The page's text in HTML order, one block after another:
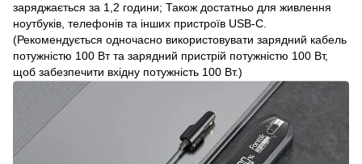
заряджається за 1,2 години; Також достатньо для живлення
ноутбуків, телефонів та інших пристроїв USB-C.
(Рекомендується одночасно використовувати зарядний кабель
потужністю 100 Вт та зарядний пристрій потужністю 100 Вт,
щоб забезпечити вхідну потужність 100 Вт.)